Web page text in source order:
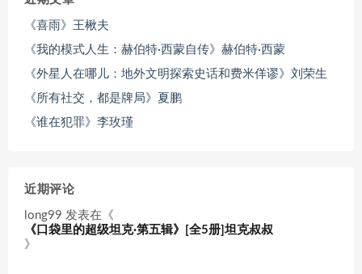
《喜雨》王楸夫
《我的模式人生：赫伯特·西蒙自传》赫伯特·西蒙
《外星人在哪儿：地外文明探索史话和费米佯谬》刘荣生
《所有社交，都是牌局》夏鹏
《谁在犯罪》李玫瑾
近期评论
long99 发表在《
《口袋里的超级坦克·第五辑》[全5册]坦克叔叔
》